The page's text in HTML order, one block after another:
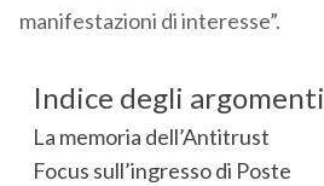
manifestazioni di interesse”.
Indice degli argomenti
La memoria dell’Antitrust
Focus sull’ingresso di Poste